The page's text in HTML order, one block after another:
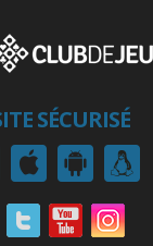
SÉCURISÉ